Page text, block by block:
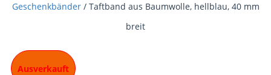
Geschenkbänder/ Taftband aus Baumwolle, hellblau, 40 mm
breit
Ausverkauft